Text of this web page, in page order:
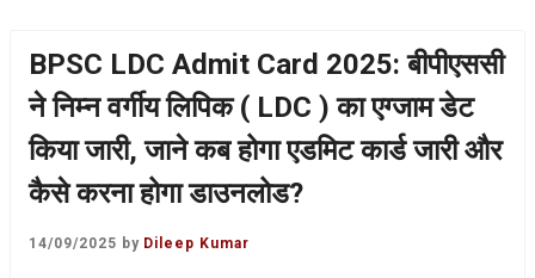
BPSC LDC Admit Card 2025: बीपीएससी
ने निम्न वर्गीय लिपिक ( LDC ) का एग्जाम डेट
किया जारी, जाने कब होगा एडमिट कार्ड जारी और
कैसे करना होगा डाउनलोड?
14/09/2025 by Dileep Kumar